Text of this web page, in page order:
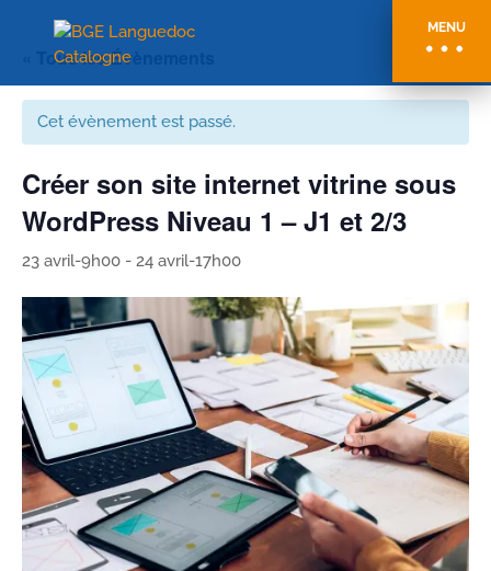
MENU
« Tous les Évènements
Cet évènement est passé.
Créer son site internet vitrine sous
WordPress Niveau 1 – J1 et 2/3
23 avril-9h00 - 24 avril-17h00